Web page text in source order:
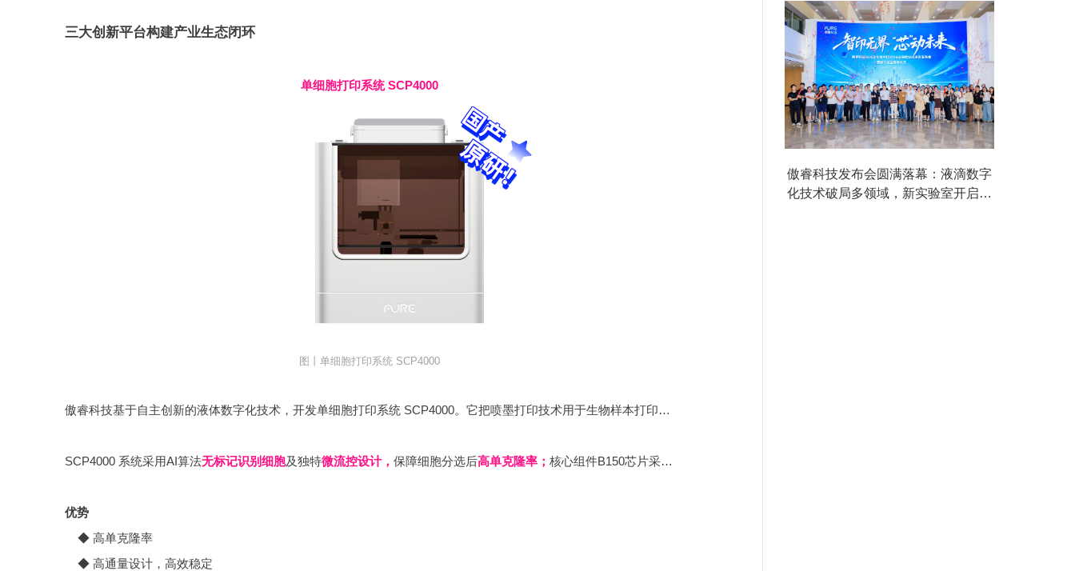
三大创新平台构建产业生态闭环
单细胞打印系统 SCP4000
图丨单细胞打印系统 SCP4000
傲睿科技基于自主创新的液体数字化技术，开发单细胞打印系统 SCP4000。它把喷墨打印技术用于生物样本打印，借助高清成像和 AI 算法精准铺板，提升单细胞效率与克隆形成率，为生物制药企业提供高效方案。
SCP4000 系统采用AI算法无标记识别细胞及独特微流控设计， 保障细胞分选后高单克隆率； 核心组件B150芯片采用 CMOS -MEMS 工艺，集成上百个独立喷孔，无惧部分喷孔失效导致实验失败；采用一次性芯片设计，抛弃常规管路设计，免于用户反复清洗及复杂的设备维护工作；国产原研，有自主知识产权，没有断供风险。
优势
◆ 高单克隆率
◆ 高通量设计，高效稳定
傲睿科技发布会圆满落幕：液滴数字
化技术破局多领域，新实验室开启创